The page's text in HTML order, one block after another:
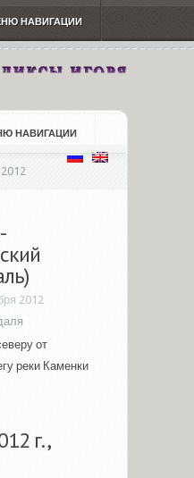
НАВИГАЦИИ
НАВИГАЦИИ
2012
от
реки Каменки
г.,